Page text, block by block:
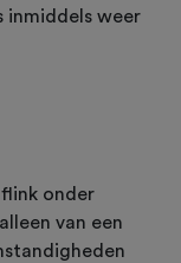
inmiddels weer
flink onder
van een